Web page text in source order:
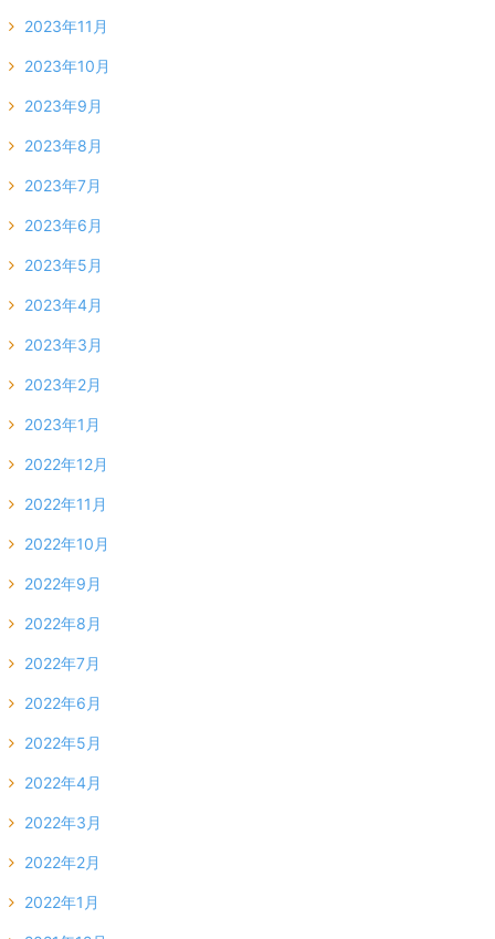
2023年11月
2023年10月
2023年9月
2023年8月
2023年7月
2023年6月
2023年5月
2023年4月
2023年3月
2023年2月
2023年1月
2022年12月
2022年11月
2022年10月
2022年9月
2022年8月
2022年7月
2022年6月
2022年5月
2022年4月
2022年3月
2022年2月
2022年1月